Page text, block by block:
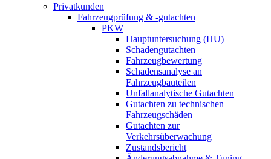
Privatkunden
Fahrzeugprüfung & -gutachten
PKW
Hauptuntersuchung (HU)
Schadengutachten
Fahrzeugbewertung
Schadensanalyse an
Fahrzeugbauteilen
Unfallanalytische Gutachten
Gutachten zu technischen
Fahrzeugschäden
Gutachten zur
Verkehrsüberwachung
Zustandsbericht